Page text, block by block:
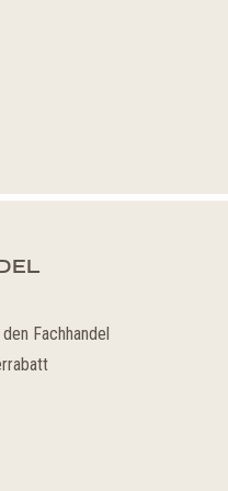
Fachhandel